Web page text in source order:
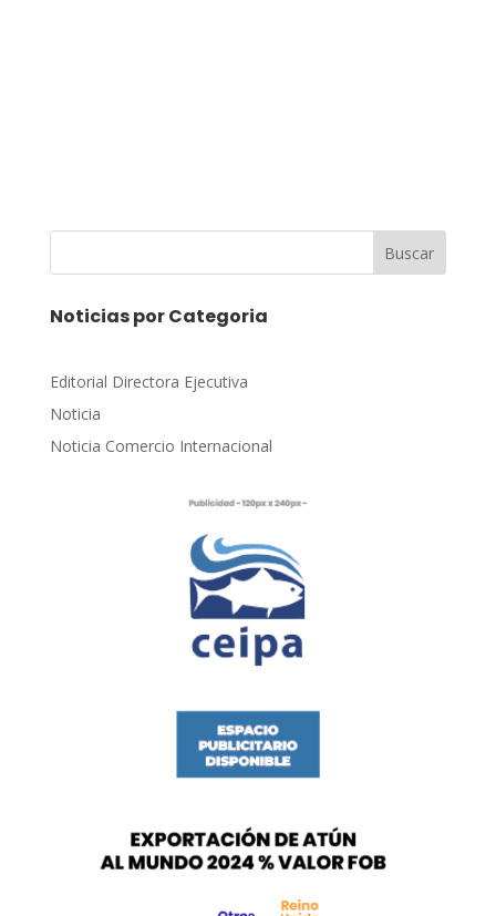
Buscar
Noticias por Categoria
Editorial Directora Ejecutiva
Noticia
Noticia Comercio Internacional